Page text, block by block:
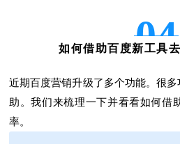
04
如何借助百度新工具
近期百度营销升级了多个功能。很
助。我们来梳理一下并看看如何借
率。